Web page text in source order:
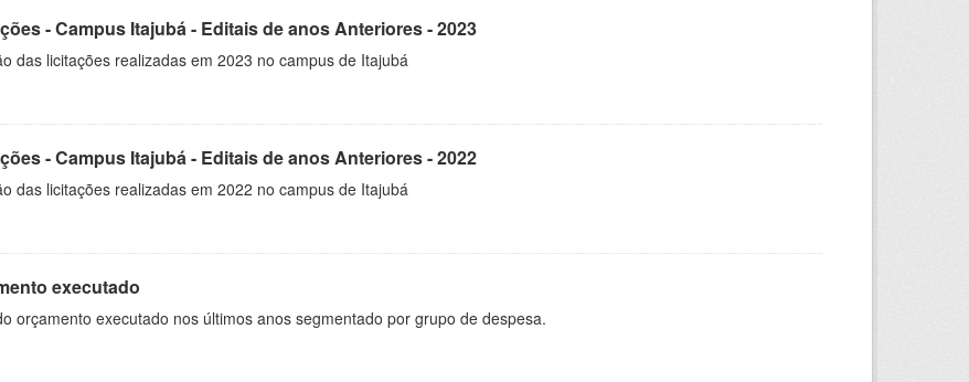
- Campus Itajubá - Editais de anos Anteriores - 2023
das licitações realizadas em 2023 no campus de Itajubá
- Campus Itajubá - Editais de anos Anteriores - 2022
das licitações realizadas em 2022 no campus de Itajubá
executado
orçamento executado nos últimos anos segmentado por grupo de despesa.